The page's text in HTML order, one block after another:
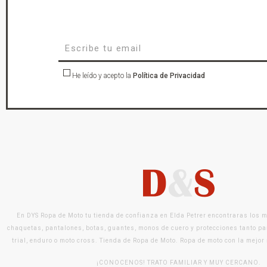
He leído y acepto la Política de Privacidad
En DYS Ropa de Moto tu tienda de confianza en Elda Petrer encontraras los
chaquetas, pantalones, botas, guantes, monos de cuero y protecciones tanto
trial, enduro o moto cross. Tienda de Ropa de Moto. Ropa de moto con la
¡CONOCENOS! TRATO FAMILIAR Y MUY CERCANO.